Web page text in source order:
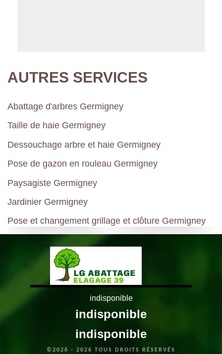
AUTRES SERVICES
Abattage d'arbres Germigney
Taille de haie Germigney
Dessouchage arbre et haie Germigney
Pose de gazon en rouleau Germigney
Paysagiste Germigney
Jardinier Germigney
Pose et changement grillage et clôture Germigney
indisponible
indisponible
indisponible
©2026 - 2026 TOUS DROITS RÉSERVÉS